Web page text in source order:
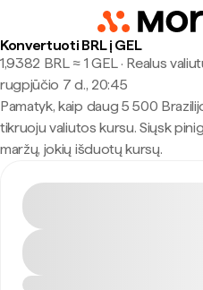
Konvertuoti BRL į GEL
1,9382 BRL ≈ 1 GEL · Realus
rugpjūčio 7 d., 20:45
Pamatyk, kaip daug 5 500
tikruoju valiutos kursu. Siųsk
maržų, jokių išduotų kursų.